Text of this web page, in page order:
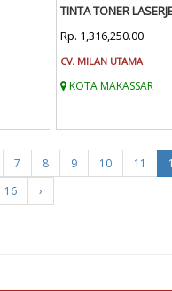
TINTA TONER
Rp. 1,316,250.00
CV. MILAN UTAMA
KOTA MAKASSAR
7 8 9 10 11
16 ›